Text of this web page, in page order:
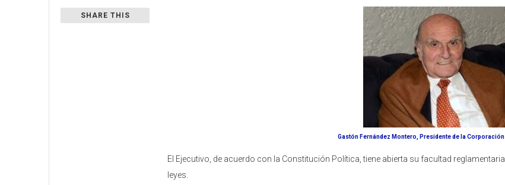
SHARE THIS
Gastón Fernández Montero, Presidente de la
El Ejecutivo, de acuerdo con la Constitución Política, tiene abierta su facultad
leyes.